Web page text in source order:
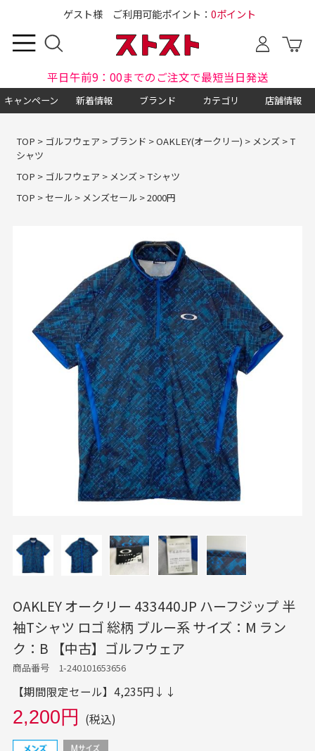
ゲスト様 ご利用可能ポイント： 0ポイント
平日午前9：00までのご注文で最短当日発送
キャンペーン 新着情報 ブランド カテゴリ 店舗情報
TOP > ゴルフウェア > ブランド >OAKLEY(オークリー) > メンズ> T
シャツ
TOP > ゴルフウェア > メンズ> Tシャツ
TOP > セール> メンズセール>2000円
OAKLEY オークリー 433440JP ハーフジップ 半
袖Tシャツ ロゴ 総柄 ブルー系 サイズ：M ラン
ク：B 【中古】ゴルフウェア
商品番号 1-240101653656
【期間限定セール】4,235円↓↓
2,200円 (税込)